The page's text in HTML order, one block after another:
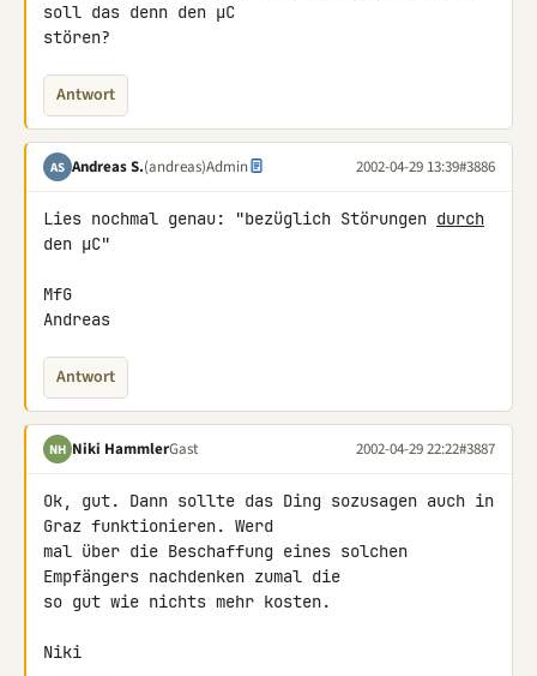
soll das denn den µC
stören?
Antwort
AS Andreas S.(andreas)Admin 2002-04-29 13:39#3886
Lies nochmal genau: "bezüglich Störungen durch
den µC"
MfG
Andreas
Antwort
NH Niki HammlerGast 2002-04-29 22:22#3887
Ok, gut. Dann sollte das Ding sozusagen auch in
Graz funktionieren. Werd
mal über die Beschaffung eines solchen
Empfängers nachdenken zumal die
so gut wie nichts mehr kosten.
Niki